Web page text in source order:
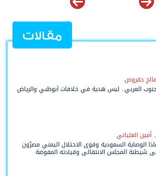
مقالات
حقروص
العربي.. ليس هدية في خلافات أبوظبي والرياض
أمين العلياني
الوصاية السعودية وقوى الاحتلال اليمني مصرّون
شيطنة المجلس الانتقالي وقيادته المفوضة